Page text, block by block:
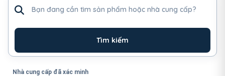
Tìm kiếm
Nhà cung cấp đã xác minh